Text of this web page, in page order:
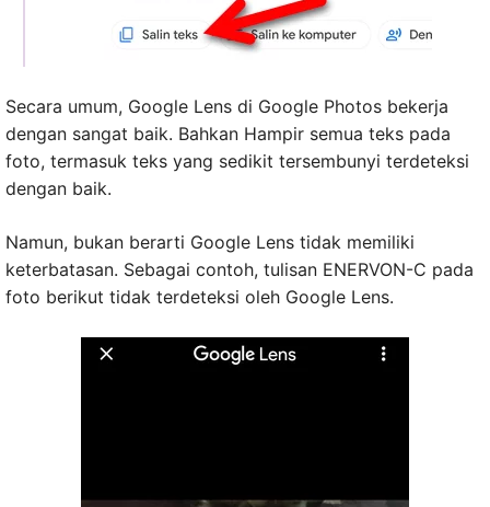
Secara umum, Google Lens di Google Photos bekerja
dengan sangat baik. Bahkan Hampir semua teks pada
foto, termasuk teks yang sedikit tersembunyi terdeteksi
dengan baik.
Namun, bukan berarti Google Lens tidak memiliki
keterbatasan. Sebagai contoh, tulisan ENERVON-C pada
foto berikut tidak terdeteksi oleh Google Lens.